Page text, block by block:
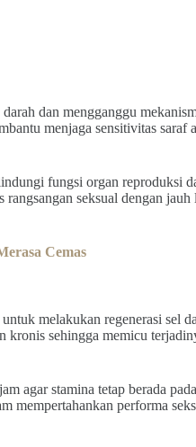
dan mengganggu
menjaga sensitivitas saraf
fungsi organ reproduksi
seksual dengan
Cemas
melakukan regenerasi sel
sehingga memicu
agar stamina tetap berada
mempertahankan performa